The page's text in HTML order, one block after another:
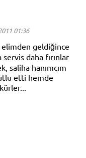
01:36
geldiğince
daha fırınlar
saliha hanımcım
etti hemde